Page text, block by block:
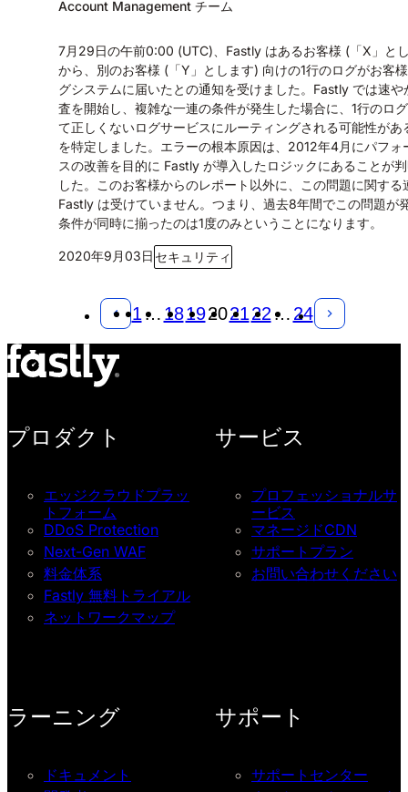
Account Management チーム
7月29日の午前0:00 (UTC)、Fastly はあるお客様 (「X」と
から、別のお客様 (「Y」とします) 向けの1行のログがお客
グシステムに届いたとの通知を受けました。Fastly では速や
査を開始し、複雑な一連の条件が発生した場合に、1行のロ
て正しくないログサービスにルーティングされる可能性があ
を特定しました。エラーの根本原因は、2012年4月にパフォ
スの改善を目的に Fastly が導入したロジックにあることが
した。このお客様からのレポート以外に、この問題に関する
Fastly は受けていません。つまり、過去8年間でこの問題が
条件が同時に揃ったのは1度のみということになります。
2020年9月03日 セキュリティ
1 … 1819202122 … 24
プロダクト
エッジクラウドプラッ
トフォーム
DDoS Protection
Next-Gen WAF
料金体系
Fastly 無料トライアル
ネットワークマップ
サービス
プロフェッショナルサ
ービス
マネージドCDN
サポートプラン
お問い合わせください
ラーニング
ドキュメント
サポート
サポートセンター